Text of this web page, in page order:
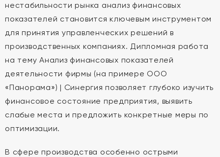
нестабильности рынка анализ финансовых
показателей становится ключевым инструментом
для принятия управленческих решений в
производственных компаниях. Дипломная работа
на тему Анализ финансовых показателей
деятельности фирмы (на примере ООО
«Панорама») | Синергия позволяет глубоко изучить
финансовое состояние предприятия, выявить
слабые места и предложить конкретные меры по
оптимизации.
В сфере производства особенно острыми